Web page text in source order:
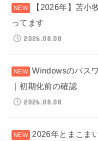
【2026年】苫小
ってます
2026.08.08
Windowsのパス
｜初期化前の確認
2026.08.08
2026年とまこま